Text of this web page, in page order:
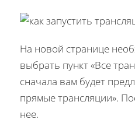
На новой странице
выбрать пункт «Все
сначала вам будет
прямые трансляции».
нее.